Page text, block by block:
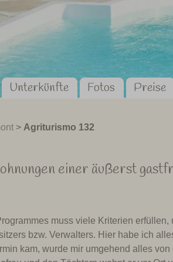
Unterkünfte Fotos Preise
> Agriturismo 132
einer äußerst
muss viele Kriterien erfüllen,
bzw. Verwalters. Hier habe ich
kam, wurde mir umgehend alles